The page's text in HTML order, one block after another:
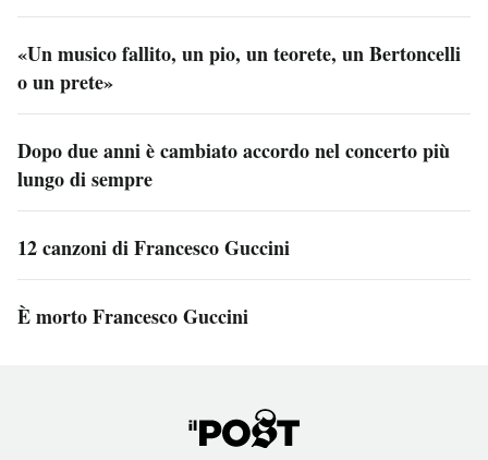
«Un musico fallito, un pio, un teorete, un Bertoncelli
o un prete»
Dopo due anni è cambiato accordo nel concerto più
lungo di sempre
12 canzoni di Francesco Guccini
È morto Francesco Guccini